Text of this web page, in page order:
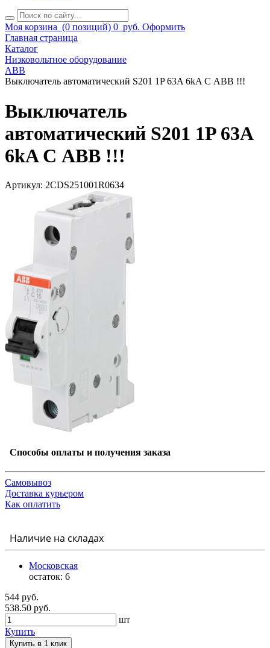
Моя корзина (0 позиций) 0 руб. Оформить
Главная страница
Каталог
Низковольтное оборудование
ABB
Выключатель автоматический S201 1P 63A 6kA С ABB !!!
Выключатель
автоматический S201 1P 63A
6kA С ABB !!!
Артикул: 2CDS251001R0634
Способы оплаты и получения заказа
Самовывоз
Доставка курьером
Как оплатить
Наличие на складах
Московская
остаток: 6
544 руб.
538.50 руб.
шт
Купить
Купить в 1 клик